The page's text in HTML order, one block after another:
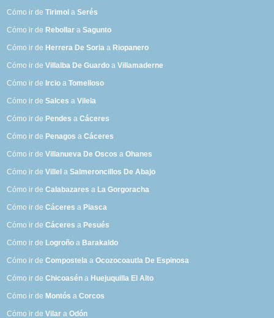
Cómo ir deTirimol aSerés
Cómo ir de Rebollar aSagunto
Cómo ir de Herrera De Soria a Riopanero
Cómo ir deVillalba De Guardo aVillamaderne
Cómo ir de Ircio aTomelloso
Cómo ir deSalces aVilela
Cómo ir de Pendes aCáceres
Cómo ir de Penagos aCáceres
Cómo ir deVillanueva De Oscos aOhanes
Cómo ir deVillel aSalmeroncillos De Abajo
Cómo ir deCalabazares a La Gorgoracha
Cómo ir deCáceres a Piasca
Cómo ir deCáceres a Pesués
Cómo ir de Logroño a Barakaldo
Cómo ir deCompostela aOcozocoautla De Espinosa
Cómo ir deChicoasén a Huejuquilla El Alto
Cómo ir de Montós aCorcos
Cómo ir deVilar aOdón